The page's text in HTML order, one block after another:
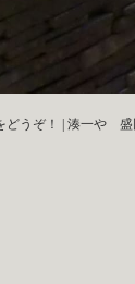
どうぞ！ | 湊一や 盛